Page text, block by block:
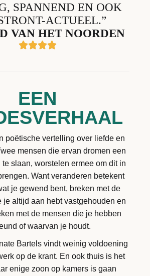
SPANNEND EN OOK
ACTUEEL.”
VAN HET NOORDEN
EEN
poëtische vertelling over liefde en
mensen die ervan dromen een
slaan, worstelen ermee om dit in
Want veranderen betekent
je gewend bent, breken met de
je altijd aan hebt vastgehouden en
met de mensen die je hebben
of waarvan je houdt.
Bartels vindt weinig voldoening
op de krant. En ook thuis is het
enige zoon op kamers is gaan